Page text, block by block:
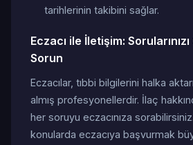
tarihlerinin takibini sağlar.
Eczacı ile İletişim:
Sorun
Eczacılar, tıbbi bilgilerini halka
almış profesyonellerdir. İlaç
her soruyu eczacınıza
konularda eczacıya başvurmak